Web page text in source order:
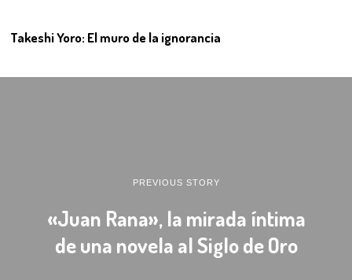
Takeshi Yoro: El muro de la ignorancia
PREVIOUS STORY
«Juan Rana», la mirada íntima
de una novela al Siglo de Oro